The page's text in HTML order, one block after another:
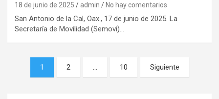
18 de junio de 2025 admin No hay comentarios
San Antonio de la Cal, Oax., 17 de junio de 2025. La
Secretaría de Movilidad (Semovi)…
Navegación
1 2 … 10 Siguiente